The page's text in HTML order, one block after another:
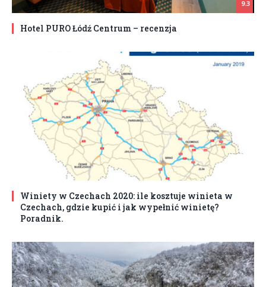
9.3
Hotel PURO Łódź Centrum – recenzja
Winiety w Czechach 2020: ile kosztuje winieta w
Czechach, gdzie kupić i jak wypełnić winietę?
Poradnik.